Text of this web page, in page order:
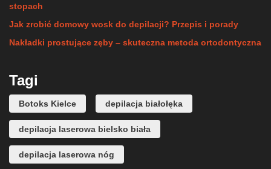
stopach
Jak zrobić domowy wosk do depilacji? Przepis i porady
Nakładki prostujące zęby – skuteczna metoda ortodontyczna
Tagi
Botoks Kielce depilacja białołęka
depilacja laserowa bielsko biała
depilacja laserowa nóg